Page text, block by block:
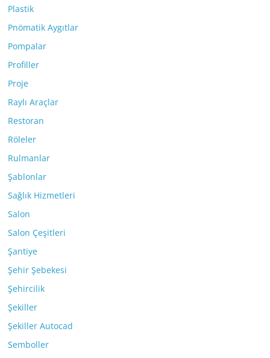
Plastik
Pnömatik Aygıtlar
Pompalar
Profiller
Proje
Raylı Araçlar
Restoran
Röleler
Rulmanlar
Şablonlar
Sağlık Hizmetleri
Salon
Salon Çeşitleri
Şantiye
Şehir Şebekesi
Şehircilik
Şekiller
Şekiller Autocad
Semboller